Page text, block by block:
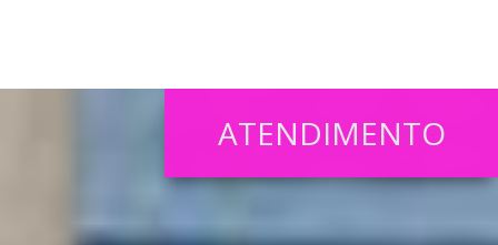
ATENDIMENTO